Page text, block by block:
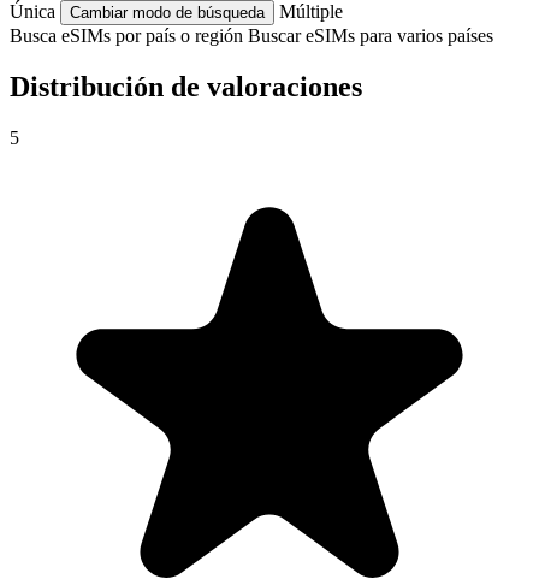
Única Cambiar modo de búsqueda
Múltiple
Busca eSIMs por país o región Buscar eSIMs para varios países
Distribución de valoraciones
5